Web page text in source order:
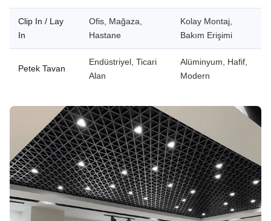
Clip In / Lay
In
Ofis, Mağaza,
Hastane
Kolay Montaj,
Bakım Erişimi
Petek Tavan
Endüstriyel, Ticari
Alan
Alüminyum, Hafif,
Modern